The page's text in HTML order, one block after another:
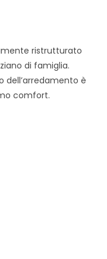
ristrutturato
di famiglia.
dell’arredamento è
comfort.